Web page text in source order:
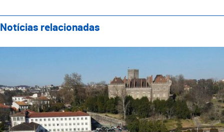
Notícias relacionadas